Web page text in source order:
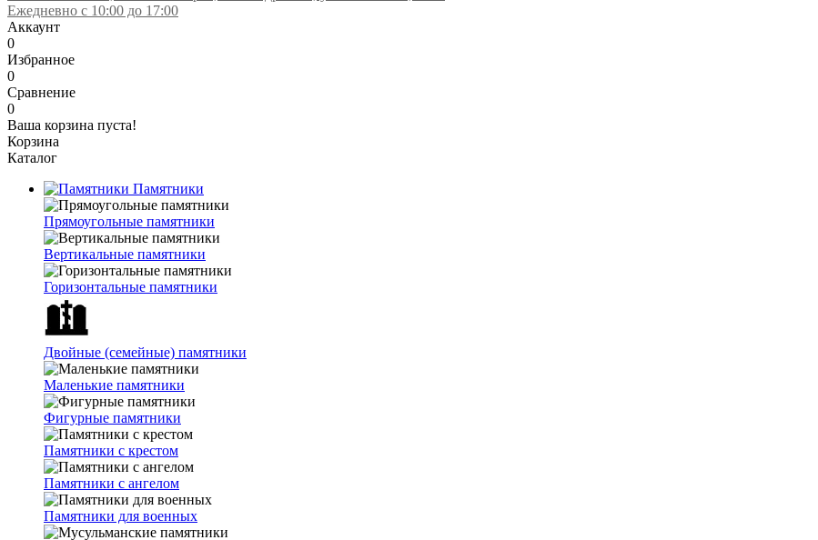
Ежедневно с 10:00 до 17:00
Аккаунт
0
Избранное
0
Сравнение
0
Ваша корзина пуста!
Корзина
Каталог
Памятники
Прямоугольные памятники
Вертикальные памятники
Горизонтальные памятники
Двойные (семейные) памятники
Маленькие памятники
Фигурные памятники
Памятники с крестом
Памятники с ангелом
Памятники для военных